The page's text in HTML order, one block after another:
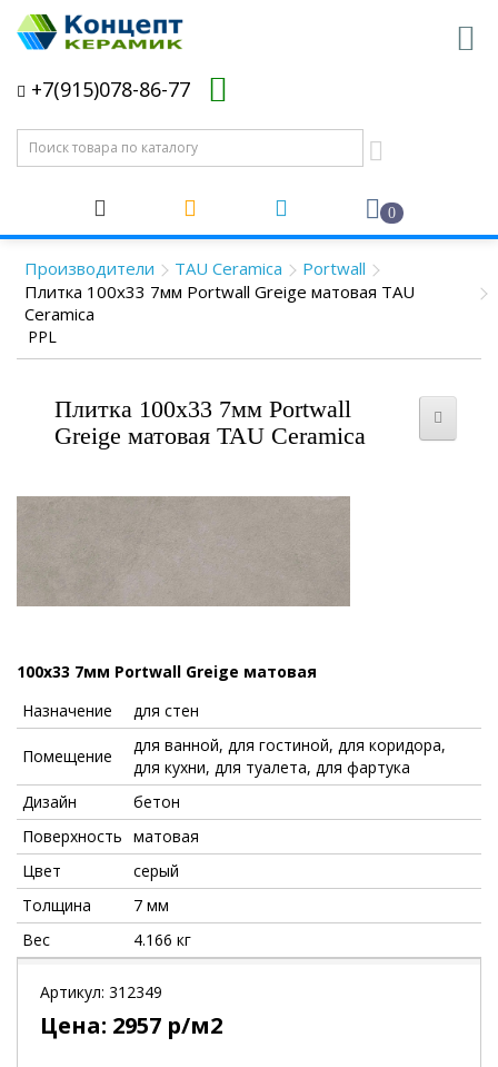
+7(915)078-86-77
0
Производители TAU Ceramica
Portwall
Плитка 100x33 7мм Portwall Greige матовая TAU
Ceramica
PPL
Плитка 100x33 7мм Portwall
Greige матовая TAU Ceramica
100x33 7мм Portwall Greige матовая
Назначение
для стен
Помещение
для ванной, для гостиной, для коридора,
для кухни, для туалета, для фартука
Дизайн
бетон
Поверхность матовая
Цвет
серый
Толщина
7 мм
Вес
4.166 кг
Артикул: 312349
Цена: 2957 р/м2